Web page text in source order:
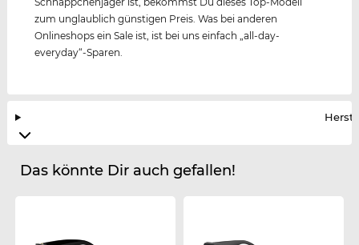
zum unglaublich günstigen Preis. Was bei anderen
Onlineshops ein Sale ist, ist bei uns einfach „all-day-
everyday“-Sparen.
Das könnte Dir auch gefallen!